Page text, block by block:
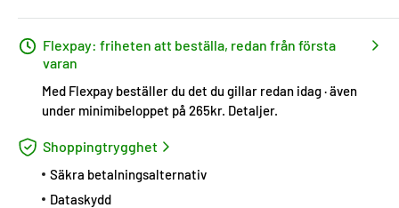
Flexpay: friheten att beställa, redan från första
varan
Med Flexpay beställer du det du gillar redan idag · även
under minimibeloppet på 265kr. Detaljer.
Shoppingtrygghet
Säkra betalningsalternativ
Dataskydd